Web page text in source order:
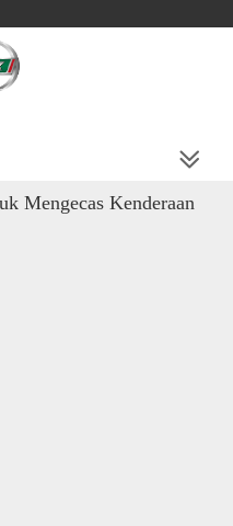
Mengecas Kenderaan